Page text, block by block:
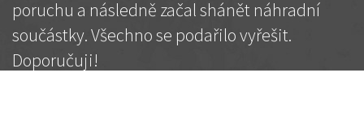
poruchu a následně začal shánět náhradní
součástky. Všechno se podařilo vyřešit.
Doporučuji!